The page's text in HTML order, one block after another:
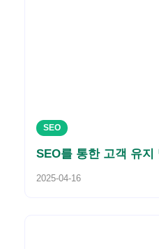
SEO
SEO를 통한 고객 유지
2025-04-16